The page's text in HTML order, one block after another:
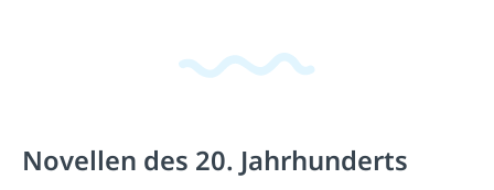
Novellen des 20. Jahrhunderts